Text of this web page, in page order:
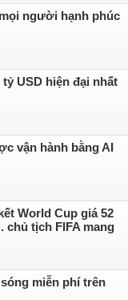
người hạnh phúc
USD hiện đại nhất
vận hành bằng AI
World Cup giá 52
chủ tịch FIFA mang
miễn phí trên